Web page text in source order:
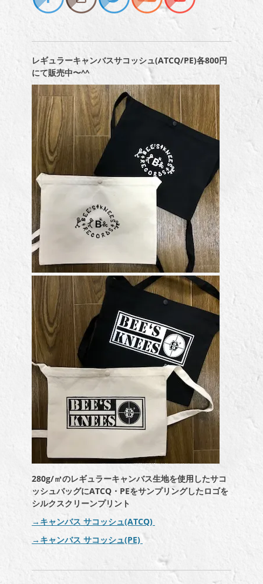
レギュラーキャンバスサコッシュ(ATCQ/PE)各800円
にて販売中〜^^
280g/㎡のレギュラーキャンバス生地を使用したサコ
ッシュバッグにATCQ・PEをサンプリングしたロゴを
シルクスクリーンプリント
→キャンバス サコッシュ(ATCQ)
→キャンバス サコッシュ(PE)